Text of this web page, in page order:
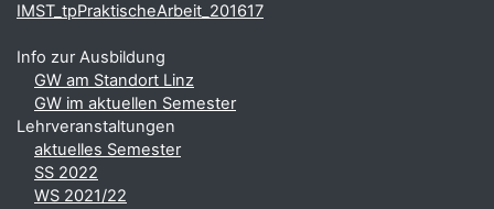
IMST_tpPraktischeArbeit_201617
Info zur Ausbildung
GW am Standort Linz
GW im aktuellen Semester
Lehrveranstaltungen
aktuelles Semester
SS 2022
WS 2021/22